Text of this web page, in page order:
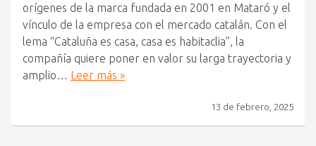
orígenes de la marca fundada en 2001 en Mataró y el
vínculo de la empresa con el mercado catalán. Con el
lema “Cataluña es casa, casa es habitaclia”, la
compañía quiere poner en valor su larga trayectoria y
amplio… Leer más »
13 de febrero, 2025